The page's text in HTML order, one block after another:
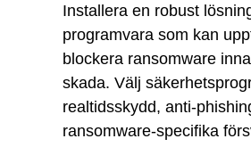
Installera en robust
programvara som kan
blockera ransomware
skada. Välj
realtidsskydd, anti-
ransomware-specifika